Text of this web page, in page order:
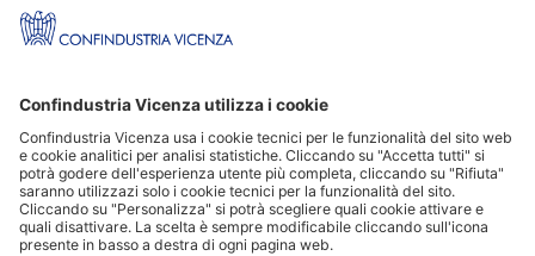
Seguici su
Siti Partner:
Niuko
Energindustria